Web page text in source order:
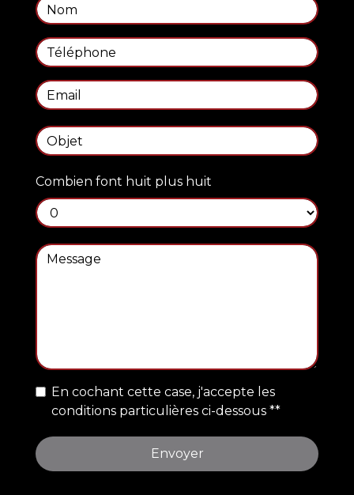
Combien font huit plus huit
En cochant cette case, j'accepte les
conditions particulières ci-dessous **
Envoyer